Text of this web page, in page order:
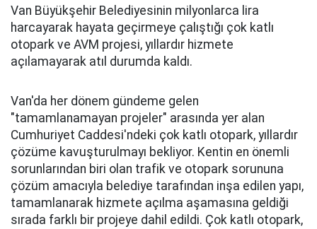
Van Büyükşehir Belediyesinin milyonlarca lira
harcayarak hayata geçirmeye çalıştığı çok katlı
otopark ve AVM projesi, yıllardır hizmete
açılamayarak atıl durumda kaldı.
Van'da her dönem gündeme gelen
"tamamlanamayan projeler" arasında yer alan
Cumhuriyet Caddesi'ndeki çok katlı otopark, yıllardır
çözüme kavuşturulmayı bekliyor. Kentin en önemli
sorunlarından biri olan trafik ve otopark sorununa
çözüm amacıyla belediye tarafından inşa edilen yapı,
tamamlanarak hizmete açılma aşamasına geldiği
sırada farklı bir projeye dahil edildi. Çok katlı otopark,